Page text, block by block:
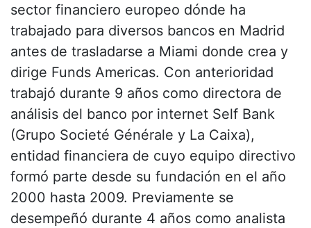
sector financiero europeo dónde ha
trabajado para diversos bancos en Madrid
antes de trasladarse a Miami donde crea y
dirige Funds Americas. Con anterioridad
trabajó durante 9 años como directora de
análisis del banco por internet Self Bank
(Grupo Societé Générale y La Caixa),
entidad financiera de cuyo equipo directivo
formó parte desde su fundación en el año
2000 hasta 2009. Previamente se
desempeñó durante 4 años como analista